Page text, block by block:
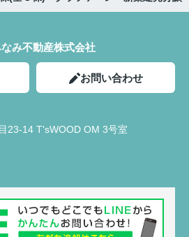
み不動産株式会社
お問い合わせ
23‐14 T'sWOOD OM 3号室